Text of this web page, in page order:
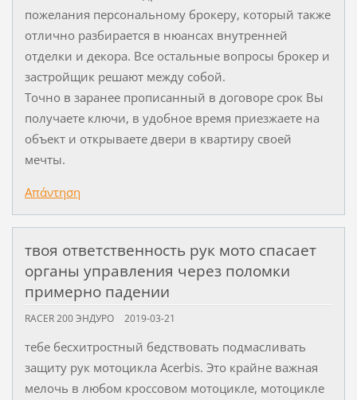
пожелания персональному брокеру, который также
отлично разбирается в нюансах внутренней
отделки и декора. Все остальные вопросы брокер и
застройщик решают между собой.
Точно в заранее прописанный в договоре срок Вы
получаете ключи, в удобное время приезжаете на
объект и открываете двери в квартиру своей
мечты.
Απάντηση
твоя ответственность рук мото спасает
органы управления через поломки
примерно падении
RACER 200 ЭНДУРО 2019-03-21
тебе бесхитростный бедствовать подмасливать
защиту рук мотоцикла Acerbis. Это крайне важная
мелочь в любом кроссовом мотоцикле, мотоцикле